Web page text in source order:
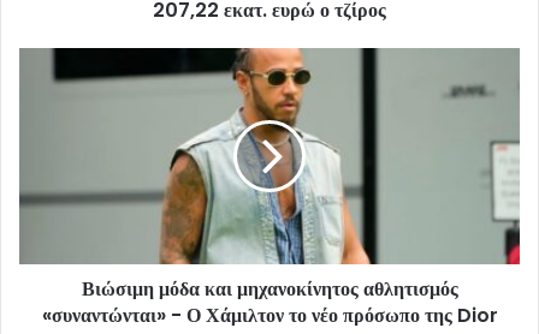
207,22 εκατ. ευρώ ο τζίρος
Βιώσιμη μόδα και μηχανοκίνητος αθλητισμός
«συναντώνται» - Ο Χάμιλτον το νέο πρόσωπο της Dior